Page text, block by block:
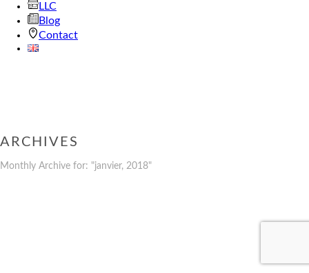
LLC
Blog
Contact
ARCHIVES
Monthly Archive for: "janvier, 2018"